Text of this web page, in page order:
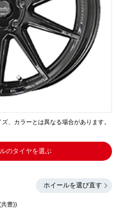
、カラーとは異なる場合があります。
のタイヤを選ぶ
ホイールを選び直す
豊))